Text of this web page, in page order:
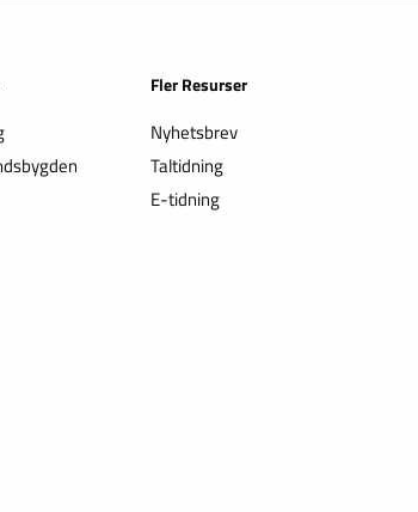
Fler Resurser
Nyhetsbrev
Taltidning
E-tidning